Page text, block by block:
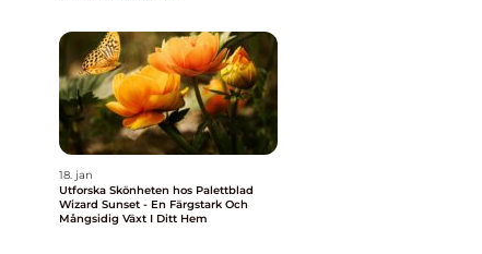
18. jan
Utforska Skönheten hos Palettblad
Wizard Sunset - En Färgstark Och
Mångsidig Växt I Ditt Hem